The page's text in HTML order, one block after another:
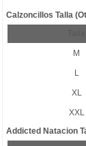
Calzoncillos Talla
M
L
XL
XXL
Addicted Natacion